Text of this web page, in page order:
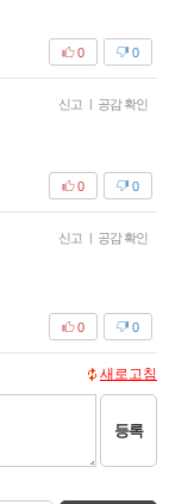
0
0
신고 | 공감 확인
0
0
신고 | 공감 확인
0
0
새로고침
등록